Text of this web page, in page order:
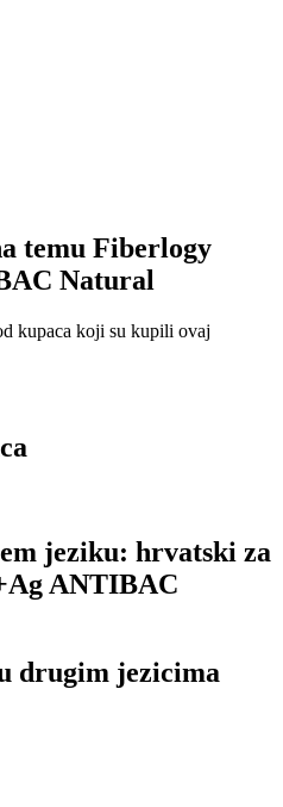
temu Fiberlogy
Natural
kupaca koji su kupili ovaj
jeziku: hrvatski za
ANTIBAC
drugim jezicima